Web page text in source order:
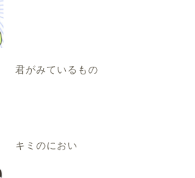
君がみているもの
キミのにおい